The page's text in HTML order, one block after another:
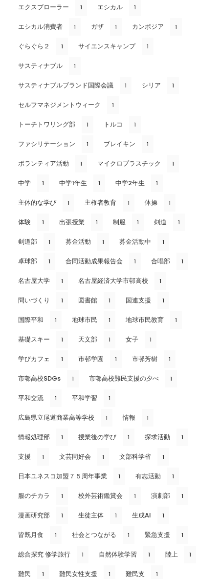
エクスプローラー 1 エシカル 1
エシカル消費者 1 ガザ 1 カンボジア 1
ぐらぐら２ 1 サイエンスキャンプ 1
サスティナブル 1
サスティナブルブランド国際会議 1 シリア 1
セルフマネジメントウィーク 1
トーチトワリング部 1 トルコ 1
ファシリテーション 1 ブレイキン 1
ボランティア活動 1 マイクロプラスチック 1
中学 1 中学1年生 1 中学2年生 1
主体的な学び 1 主権者教育 1 体操 1
体験 1 出張授業 1 制服 1 剣道 1
剣道部 1 募金活動 1 募金活動中 1
卓球部 1 合同活動成果報告会 1 合唱部 1
名古屋大学 1 名古屋経済大学市邨高校 1
問いづくり 1 図書館 1 国連支援 1
国際平和 1 地球市民 1 地球市民教育 1
基礎スキー 1 天文部 1 女子 1
学びカフェ 1 市邨学園 1 市邨芳樹 1
市邨高校SDGs 1 市邨高校難民支援の夕べ 1
平和交流 1 平和学習 1
広島県立尾道商業高等学校 1 情報 1
情報処理部 1 授業後の学び 1 探求活動 1
支援 1 文芸同好会 1 文部科学省 1
日本ユネスコ加盟７５周年事業 1 有志活動 1
服のチカラ 1 校外芸術鑑賞会 1 演劇部 1
漫画研究部 1 生徒主体 1 生成AI 1
皆既月食 1 社会とつながる 1 緊急支援 1
総合探究 修学旅行 1 自然体験学習 1 陸上 1
難民 1 難民女性支援 1 難民支 1